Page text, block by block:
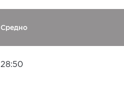
Средно
28:50